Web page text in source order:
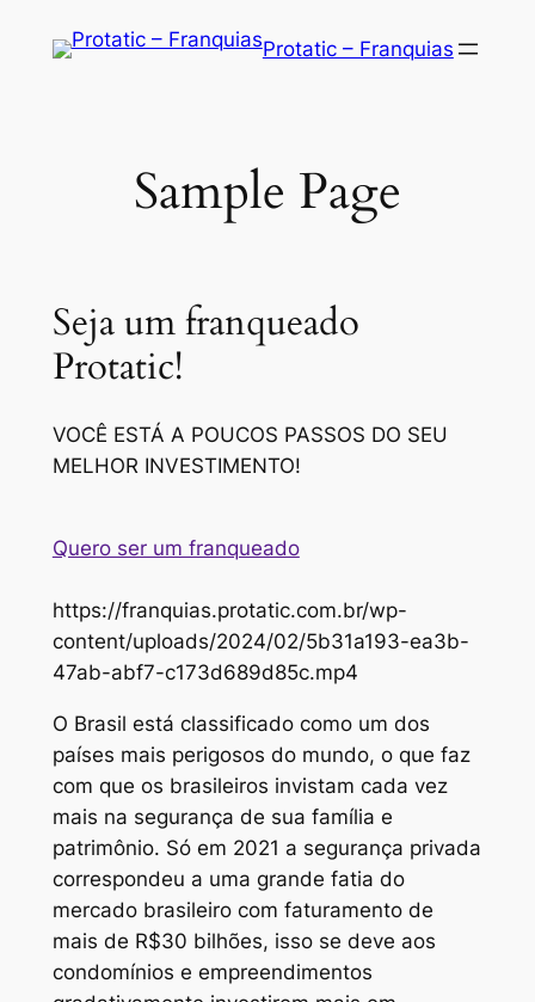
Protatic – Franquias
Sample Page
Seja um franqueado
Protatic!
VOCÊ ESTÁ A POUCOS PASSOS DO SEU
MELHOR INVESTIMENTO!
Quero ser um franqueado
https://franquias.protatic.com.br/wp-
content/uploads/2024/02/5b31a193-ea3b-
47ab-abf7-c173d689d85c.mp4
O Brasil está classificado como um dos
países mais perigosos do mundo, o que faz
com que os brasileiros invistam cada vez
mais na segurança de sua família e
patrimônio. Só em 2021 a segurança privada
correspondeu a uma grande fatia do
mercado brasileiro com faturamento de
mais de R$30 bilhões, isso se deve aos
condomínios e empreendimentos